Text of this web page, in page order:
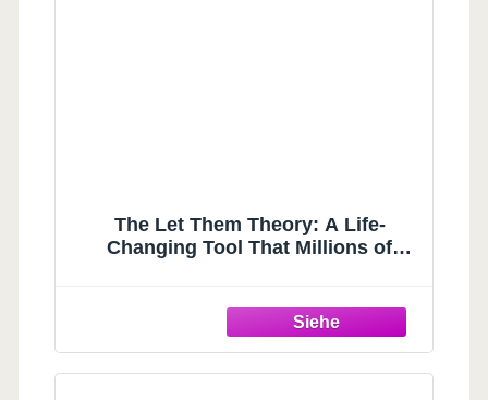
The Let Them Theory: A Life-
Changing Tool That Millions of